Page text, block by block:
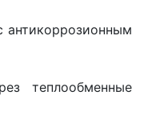
антикоррозионным
теплообменные